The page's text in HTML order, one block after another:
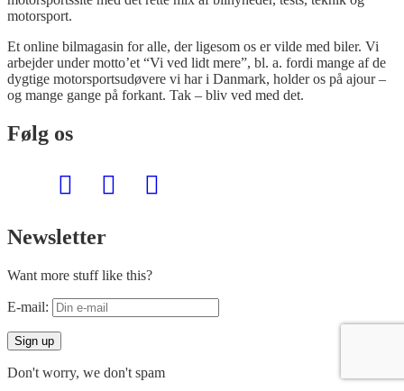
motorsport.
Et online bilmagasin for alle, der ligesom os er vilde med biler. Vi
arbejder under motto’et “Vi ved lidt mere”, bl. a. fordi mange af de
dygtige motorsportsudøvere vi har i Danmark, holder os på ajour –
og mange gange på forkant. Tak – bliv ved med det.
Følg os
Newsletter
Want more stuff like this?
E-mail:
Don't worry, we don't spam